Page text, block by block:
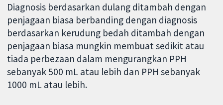
Diagnosis berdasarkan dulang ditambah dengan
penjagaan biasa berbanding dengan diagnosis
berdasarkan kerudung bedah ditambah dengan
penjagaan biasa mungkin membuat sedikit atau
tiada perbezaan dalam mengurangkan PPH
sebanyak 500 mL atau lebih dan PPH sebanyak
1000 mL atau lebih.